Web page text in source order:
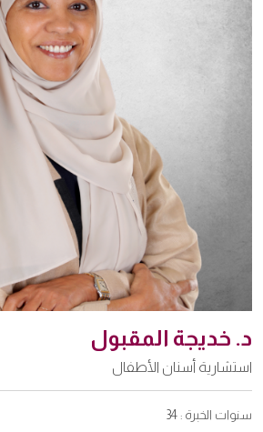
د. خديجة المقبول
استشارية أسنان الأطفال
سنوات الخبرة : 34